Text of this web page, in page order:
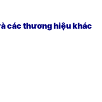
các thương hiệu khác